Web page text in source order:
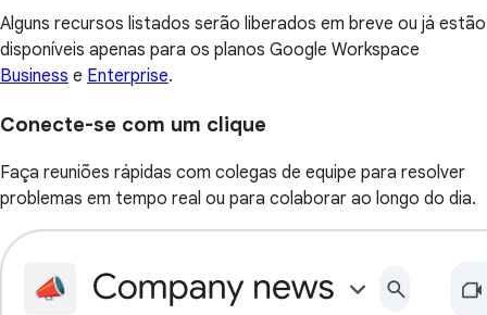
Alguns recursos listados serão liberados em breve ou já estão
disponíveis apenas para os planos Google Workspace
Business e Enterprise.
Conecte-se com um clique
Faça reuniões rápidas com colegas de equipe para resolver
problemas em tempo real ou para colaborar ao longo do dia.